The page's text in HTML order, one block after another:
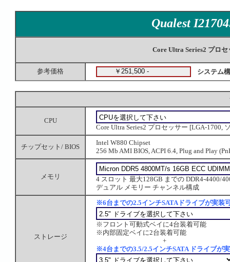
Qualest
Core Ultra Series2 プロ
参考価格 システム
CPU
Core Ultra Series2 プロセッサー [LGA-1700,
チップセット/ BIOS
Intel W880 Chipset
256 Mb AMI BIOS, ACPI 6.4, Plug and Play
メモリ
4 スロット 最大128GB までの DDR4-4400/
デュアル メモリー チャンネル構成
ストレージ
※6台までの2.5インチSATAドライブが実装
※フロント可動式ベイに4台装着可能
※内部固定ベイに2台装着可能
+
※4台までの3.5/2.5インチSATA ドライブが